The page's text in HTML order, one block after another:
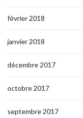
février 2018
janvier 2018
décembre 2017
octobre 2017
septembre 2017